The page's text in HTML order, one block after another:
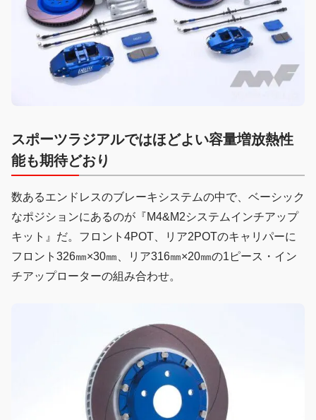
スポーツラジアルではほどよい容量増放熱性
能も期待どおり
数あるエンドレスのブレーキシステムの中で、ベーシック
なポジションにあるのが『M4&M2システムインチアップ
キット』だ。フロント4POT、リア2POTのキャリパーに
フロント326㎜×30㎜、リア316㎜×20㎜の1ピース・イン
チアップローターの組み合わせ。